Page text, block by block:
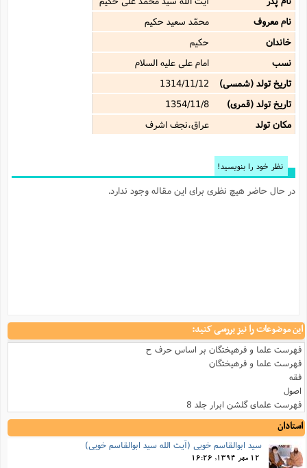
نام معروف
محمّد سعید حکیم
خاندان
حکیم
نسب
امام علی علیه السلام
تاریخ تولد (شمسی)
1314/11/12
تاریخ تولد (قمری)
1354/11/8
مکان تولد
عراق،نجف اشرف
نظر خود را بنویسید!
در حال حاضر هیچ نظری برای این مقاله وجود ندارد.
این موضوعات را نیز بررسی کنید:
فهرست علما و فرهیختگان بر اساس حرف ح
فهرست علما و فرهیختگان
فقه
اصول
فهرست علمای گلشن ابرار جلد 8
استادان
سید ابوالقاسم خویی (آیت الله سید ابوالقاسم خویی)
12 مهر 1394, 16:26